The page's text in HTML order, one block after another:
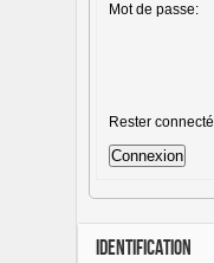
Mot de passe:
Rester connecté
Connexion
IDENTIFICATION